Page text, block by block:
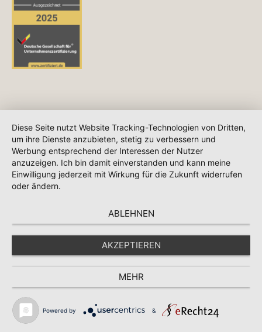
Diese Seite nutzt Website Tracking-Technologien von Dritten,
um ihre Dienste anzubieten, stetig zu verbessern und
Werbung entsprechend der Interessen der Nutzer
anzuzeigen. Ich bin damit einverstanden und kann meine
Einwilligung jederzeit mit Wirkung für die Zukunft widerrufen
oder ändern.
ABLEHNEN
AKZEPTIEREN
MEHR
Powered by &